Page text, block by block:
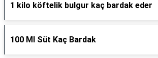
1 kilo köftelik bulgur kaç bardak eder
100 Ml Süt Kaç Bardak